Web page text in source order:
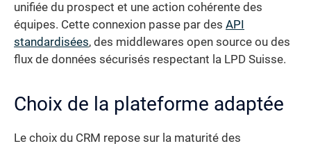
unifiée du prospect et une action cohérente des
équipes. Cette connexion passe par des API
standardisées, des middlewares open source ou des
flux de données sécurisés respectant la LPD Suisse.
Choix de la plateforme adaptée
Le choix du CRM repose sur la maturité des